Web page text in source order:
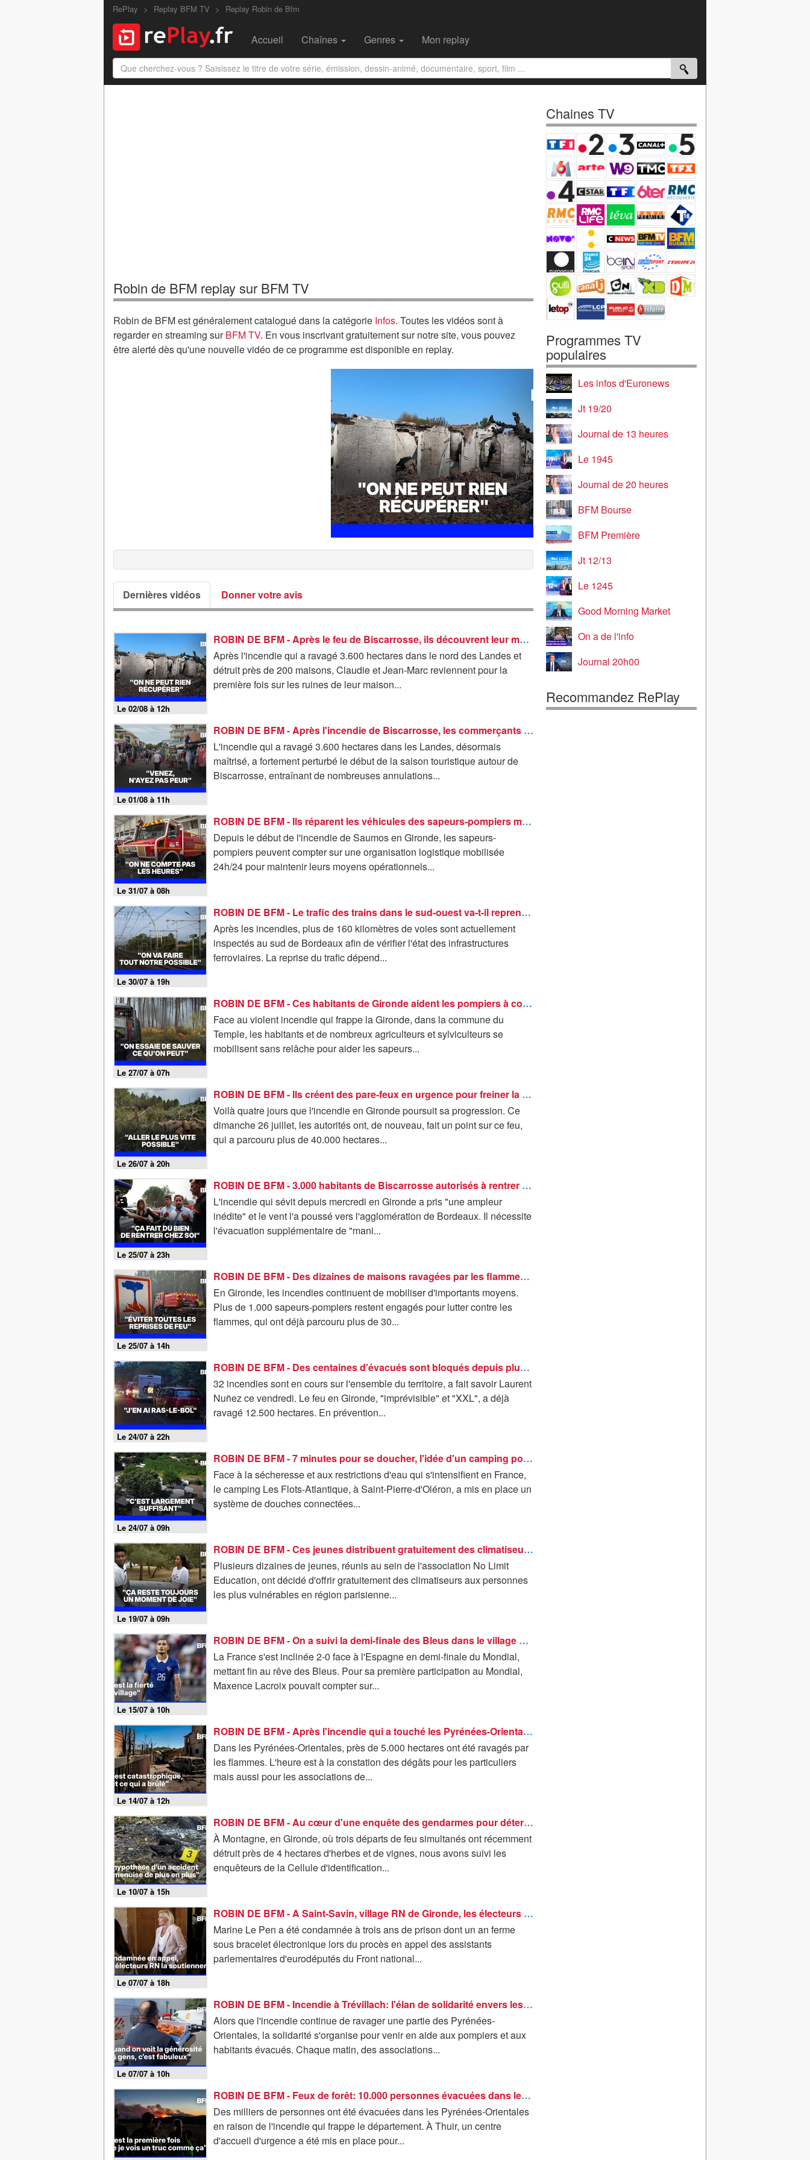
RePlay Replay BFM TV Replay Robin de Bfm
Accueil Chaînes Genres Mon replay
Robin de BFM replay sur BFM TV
Robin de BFM est généralement catalogué dans la catégorie Infos. Toutes les vidéos sont à
regarder en streaming surBFM TV. En vous inscrivant gratuitement sur notre site, vous pouvez
être alerté dès qu'une nouvelle vidéo de ce programme est disponible en replay.
Dernières vidéos Donner votre avis
Le 02/08 à 12h
ROBIN DE BFM - Après le feu de Biscarrosse, ils découvrent leur maison détruite par les flammes
Après l'incendie qui a ravagé 3.600 hectares dans le nord des Landes et
détruit près de 200 maisons, Claudie et Jean-Marc reviennent pour la
première fois sur les ruines de leur maison...
Le 01/08 à 11h
ROBIN DE BFM - Après l'incendie de Biscarrosse, les commerçants espèrent le retour des touristes
L'incendie qui a ravagé 3.600 hectares dans les Landes, désormais
maîtrisé, a fortement perturbé le début de la saison touristique autour de
Biscarrosse, entraînant de nombreuses annulations...
Le 31/07 à 08h
ROBIN DE BFM - Ils réparent les véhicules des sapeurs-pompiers mobilisés sur l'incendie en Gironde
Depuis le début de l'incendie de Saumos en Gironde, les sapeurs-
pompiers peuvent compter sur une organisation logistique mobilisée
24h/24 pour maintenir leurs moyens opérationnels...
Le 30/07 à 19h
ROBIN DE BFM - Le trafic des trains dans le sud-ouest va-t-il reprendre ce week-end ?
Après les incendies, plus de 160 kilomètres de voies sont actuellement
inspectés au sud de Bordeaux afin de vérifier l'état des infrastructures
ferroviaires. La reprise du trafic dépend...
Le 27/07 à 07h
ROBIN DE BFM - Ces habitants de Gironde aident les pompiers à combattre le feu
Face au violent incendie qui frappe la Gironde, dans la commune du
Temple, les habitants et de nombreux agriculteurs et sylviculteurs se
mobilisent sans relâche pour aider les sapeurs...
Le 26/07 à 20h
ROBIN DE BFM - Ils créent des pare-feux en urgence pour freiner la propagation de l'incendie
Voilà quatre jours que l'incendie en Gironde poursuit sa progression. Ce
dimanche 26 juillet, les autorités ont, de nouveau, fait un point sur ce feu,
qui a parcouru plus de 40.000 hectares...
Le 25/07 à 23h
ROBIN DE BFM - 3.000 habitants de Biscarrosse autorisés à rentrer chez eux ce samedi
L'incendie qui sévit depuis mercredi en Gironde a pris "une ampleur
inédite" et le vent l'a poussé vers l'agglomération de Bordeaux. Il nécessite
l'évacuation supplémentaire de "mani...
Le 25/07 à 14h
ROBIN DE BFM - Des dizaines de maisons ravagées par les flammes au Porge
En Gironde, les incendies continuent de mobiliser d'importants moyens.
Plus de 1.000 sapeurs-pompiers restent engagés pour lutter contre les
flammes, qui ont déjà parcouru plus de 30...
Le 24/07 à 22h
ROBIN DE BFM - Des centaines d'évacués sont bloqués depuis plusieurs heures sur les routes
32 incendies sont en cours sur l'ensemble du territoire, a fait savoir Laurent
Nuñez ce vendredi. Le feu en Gironde, "imprévisible" et "XXL", a déjà
ravagé 12.500 hectares. En prévention...
Le 24/07 à 09h
ROBIN DE BFM - 7 minutes pour se doucher, l'idée d'un camping pour économiser l'eau
Face à la sécheresse et aux restrictions d'eau qui s'intensifient en France,
le camping Les Flots-Atlantique, à Saint-Pierre-d'Oléron, a mis en place un
système de douches connectées...
Le 19/07 à 09h
ROBIN DE BFM - Ces jeunes distribuent gratuitement des climatiseurs aux personnes vulnérables
Plusieurs dizaines de jeunes, réunis au sein de l'association No Limit
Education, ont décidé d'offrir gratuitement des climatiseurs aux personnes
les plus vulnérables en région parisienne...
Le 15/07 à 10h
ROBIN DE BFM - On a suivi la demi-finale des Bleus dans le village de Maxence Lacroix
La France s'est inclinée 2-0 face à l'Espagne en demi-finale du Mondial,
mettant fin au rêve des Bleus. Pour sa première participation au Mondial,
Maxence Lacroix pouvait compter sur...
Le 14/07 à 12h
ROBIN DE BFM - Après l'incendie qui a touché les Pyrénées-Orientales, les habitants constatent les dégâts
Dans les Pyrénées-Orientales, près de 5.000 hectares ont été ravagés par
les flammes. L'heure est à la constation des dégâts pour les particuliers
mais aussi pour les associations de...
Le 10/07 à 15h
ROBIN DE BFM - Au cœur d'une enquête des gendarmes pour déterminer les causes d'un feu de forêt
À Montagne, en Gironde, où trois départs de feu simultanés ont récemment
détruit près de 4 hectares d'herbes et de vignes, nous avons suivi les
enquêteurs de la Cellule d'identification...
Le 07/07 à 18h
ROBIN DE BFM - A Saint-Savin, village RN de Gironde, les électeurs de Marine Le Pen la soutiennent malgré le port d'un bracelet électronique
Marine Le Pen a été condamnée à trois ans de prison dont un an ferme
sous bracelet électronique lors du procès en appel des assistants
parlementaires d'eurodéputés du Front national...
Le 07/07 à 10h
ROBIN DE BFM - Incendie à Trévillach: l'élan de solidarité envers les pompiers et les sinistrés
Alors que l'incendie continue de ravager une partie des Pyrénées-
Orientales, la solidarité s'organise pour venir en aide aux pompiers et aux
habitants évacués. Chaque matin, des associations...
ROBIN DE BFM - Feux de forêt: 10.000 personnes évacuées dans les Pyrénées-Orientales
Des milliers de personnes ont été évacuées dans les Pyrénées-Orientales
en raison de l'incendie qui frappe le département. À Thuir, un centre
d'accueil d'urgence a été mis en place pour...
Chaines TV
Programmes TV
populaires
Les infos d'Euronews
Jt 19/20
Journal de 13 heures
Le 1945
Journal de 20 heures
BFM Bourse
BFM Première
Jt 12/13
Le 1245
Good Morning Market
On a de l'info
Journal 20h00
Recommandez RePlay